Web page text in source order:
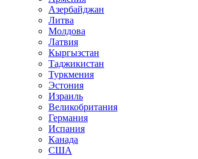
Азербайджан
Литва
Молдова
Латвия
Кыргызстан
Таджикистан
Туркмения
Эстония
Израиль
Великобритания
Германия
Испания
Канада
США